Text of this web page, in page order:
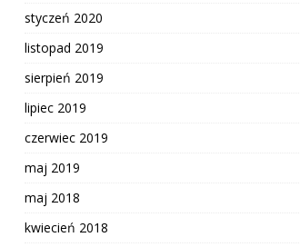
styczeń 2020
listopad 2019
sierpień 2019
lipiec 2019
czerwiec 2019
maj 2019
maj 2018
kwiecień 2018